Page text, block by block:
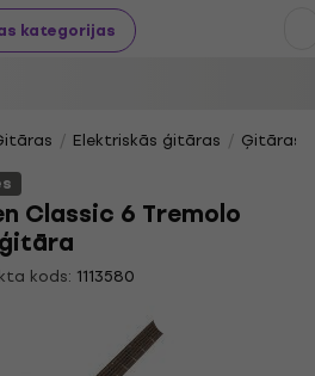
kategorijas
Elektriskās ģitāras
Ģitāras
Classic 6 Tremolo
kods: 1113580